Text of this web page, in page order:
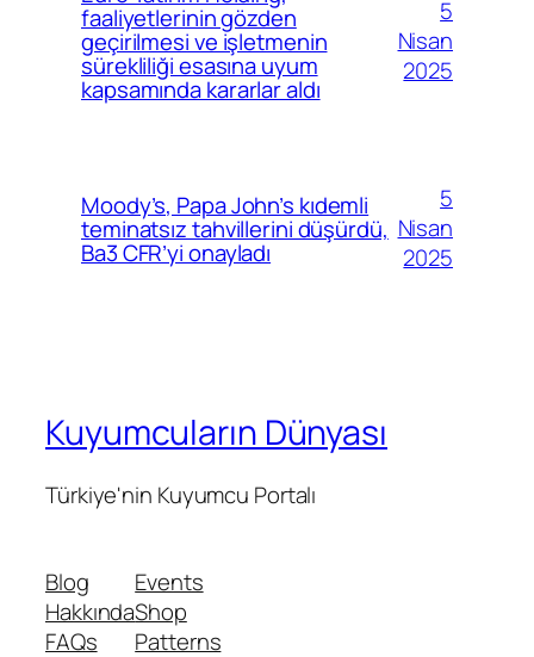
faaliyetlerinin gözden
geçirilmesi ve işletmenin
sürekliliği esasına uyum
kapsamında kararlar aldı
5
Nisan
2025
Moody’s, Papa John’s kıdemli
teminatsız tahvillerini düşürdü,
Ba3 CFR’yi onayladı
5
Nisan
2025
Kuyumcuların Dünyası
Türkiye'nin Kuyumcu Portalı
Blog
Hakkında
FAQs
Events
Shop
Patterns